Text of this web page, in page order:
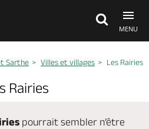
MENU
Sarthe Villes et villages Les Rairies
Rairies
pourrait sembler n’être